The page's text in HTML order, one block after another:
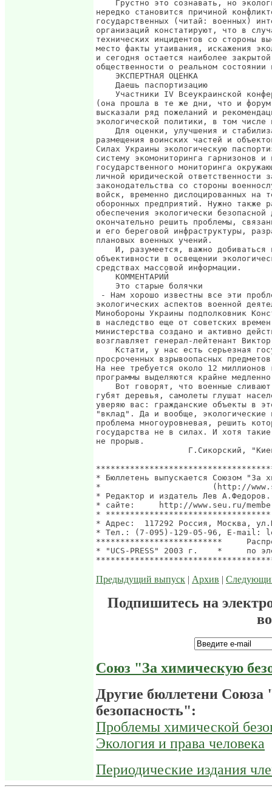
Предыдущий выпуск | Архив |
Подпишитесь на
Союз "За химическую
Другие бюллетени Союза
безопасность":
Проблемы химической
Экология и права человека
Периодические издания